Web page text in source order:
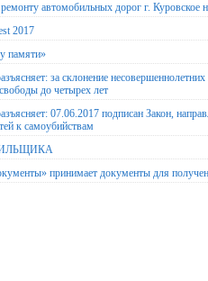
автомобильных дорог г. Куровское
2017
памяти»
за склонение
до четырех лет
07.06.2017 подписан Закон,
к самоубийствам
принимает документы для